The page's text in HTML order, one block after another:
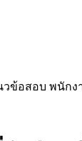
วข้อสอบ พนักง